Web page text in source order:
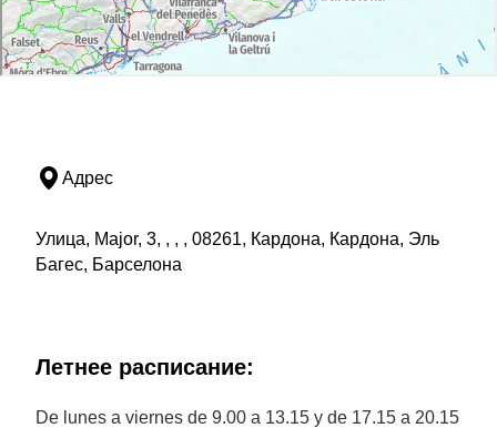
Адрес
Улица, Major, 3, , , , 08261, Кардона, Кардона, Эль
Багес, Барселона
Летнее расписание:
De lunes a viernes de 9.00 a 13.15 y de 17.15 a 20.15